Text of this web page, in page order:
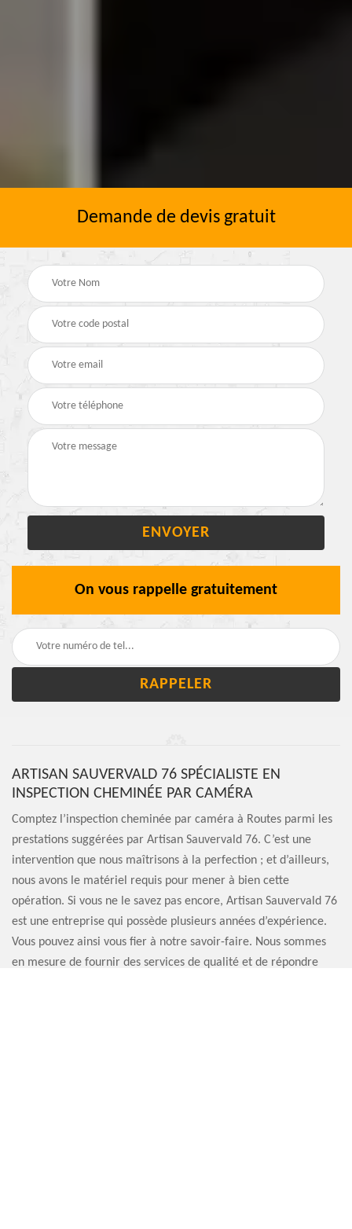
Demande de devis gratuit
On vous rappelle gratuitement
ARTISAN SAUVERVALD 76 SPÉCIALISTE EN
INSPECTION CHEMINÉE PAR CAMÉRA
Comptez l’inspection cheminée par caméra à Routes parmi les
prestations suggérées par Artisan Sauvervald 76. C’est une
intervention que nous maîtrisons à la perfection ; et d’ailleurs,
nous avons le matériel requis pour mener à bien cette
opération. Si vous ne le savez pas encore, Artisan Sauvervald 76
est une entreprise qui possède plusieurs années d’expérience.
Vous pouvez ainsi vous fier à notre savoir-faire. Nous sommes
en mesure de fournir des services de qualité et de répondre